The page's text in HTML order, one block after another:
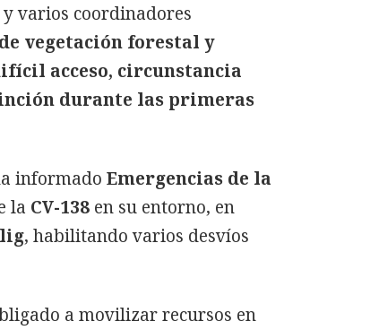
varios coordinadores
vegetación forestal y
acceso, circunstancia
durante las primeras
informado Emergencias de la
la CV-138 en su entorno, en
, habilitando varios desvíos
a movilizar recursos en